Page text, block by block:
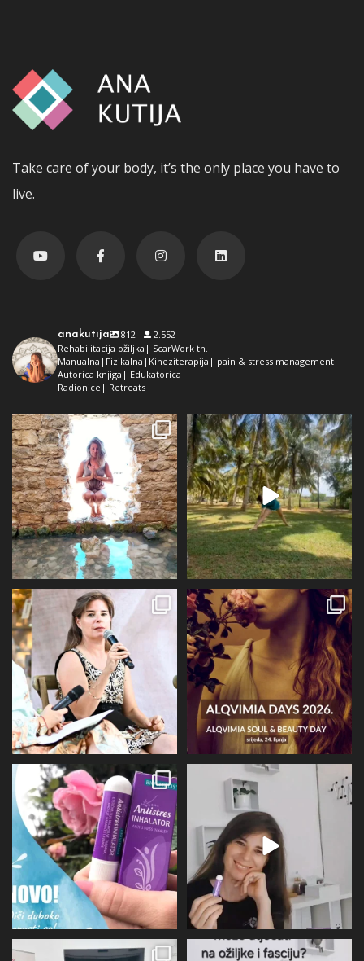
Take care of your body, it’s the only place you have to
live.
anakutija 812
2.552
Rehabilitacija ožiljka| ScarWork th.
Manualna|Fizikalna|Kineziterapija| pain & stress management
Autorica knjiga| Edukatorica
Radionice| Retreats
Dolaz da sam bila plava i dokaz da
preko ljeta
72 1
Da ne ispadne da samo radim 😅
Kad se dokopam...
29 2
Prošli tjedan @alqvimia_hrvatska je
slavila 2...
67 6
U srijedu 24.6 i četvrtak 25.6
Alqvimia store
16
Evo malo detaljnije o mirisu i
limbičkom sustavu,...
12 0
BIOVITALIS® Antistresni inhalator -
super dodatak
31
U subotu zahvaljujući Društvu Više I detaljnije o utjecaju